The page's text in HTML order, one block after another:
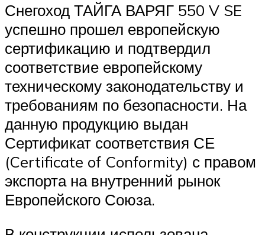
Снегоход ТАЙГА ВАРЯГ 550 V SE
успешно прошел европейскую
сертификацию и подтвердил
соответствие европейскому
техническому законодательству и
требованиям по безопасности. На
данную продукцию выдан
Сертификат соответствия СЕ
(Certificate of Conformity) с правом
экспорта на внутренний рынок
Европейского Союза.